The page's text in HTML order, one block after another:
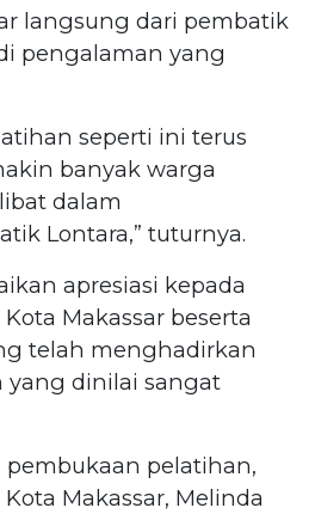
langsung dari pembatik
pengalaman yang
seperti ini terus
banyak warga
dalam
Lontara,” tuturnya.
apresiasi kepada
Makassar beserta
telah menghadirkan
yang dinilai sangat
pembukaan pelatihan,
Makassar, Melinda